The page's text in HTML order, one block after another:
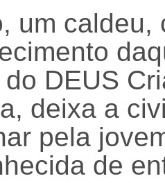
um caldeu,
do DEUS
deixa a
pela
de